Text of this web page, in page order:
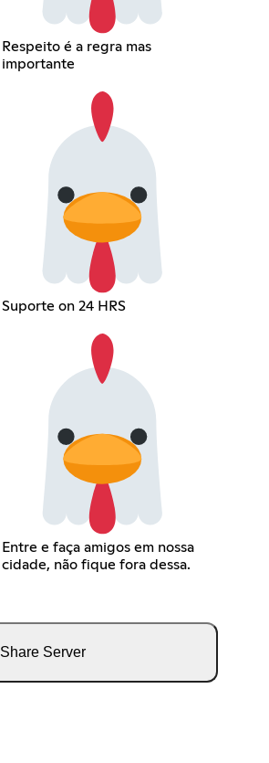
Respeito é a regra mas
importante
Suporte on 24 HRS
Entre e faça amigos em nossa
cidade, não fique fora dessa.
Share Server